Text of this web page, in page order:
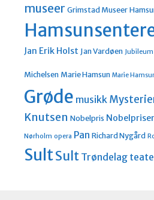
museer Grimstad Museer
Jan Erik Holst Jan Vardøen Jubileum
Michelsen Marie Hamsun Marie
Grøde musikk
Knutsen Nobelpris
Nørholm opera Pan Richard Nygård
SultSult Trøndelag